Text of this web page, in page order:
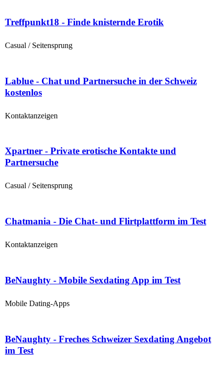
Treffpunkt18 - Finde knisternde Erotik
Casual / Seitensprung
Lablue - Chat und Partnersuche in der Schweiz
kostenlos
Kontaktanzeigen
Xpartner - Private erotische Kontakte und
Partnersuche
Casual / Seitensprung
Chatmania - Die Chat- und Flirtplattform im Test
Kontaktanzeigen
BeNaughty - Mobile Sexdating App im Test
Mobile Dating-Apps
BeNaughty - Freches Schweizer Sexdating Angebot
im Test